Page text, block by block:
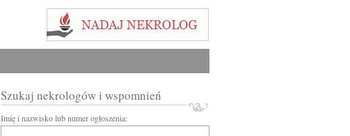
Szukaj nekrologów i wspomnień
Imię i nazwisko lub numer ogłoszenia: